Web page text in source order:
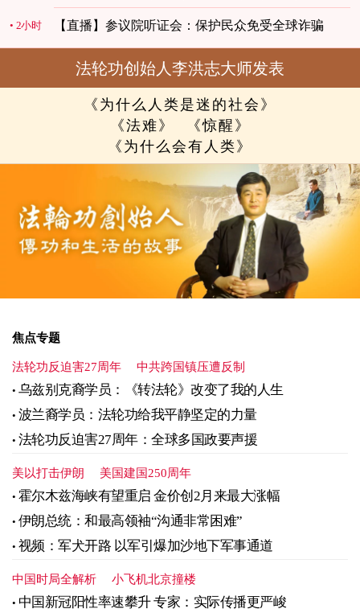
2小时 【直播】参议院听证会：保护民众免受全球诈骗
法轮功创始人李洪志大师发表
《为什么人类是迷的社会》
《法难》
《惊醒》
《为什么会有人类》
焦点专题
法轮功反迫害27周年 中共跨国镇压遭反制
乌兹别克裔学员：《转法轮》改变了我的人生
波兰裔学员：法轮功给我平静坚定的力量
法轮功反迫害27周年：全球多国政要声援
美以打击伊朗 美国建国250周年
霍尔木兹海峡有望重启 金价创2月来最大涨幅
伊朗总统：和最高领袖“沟通非常困难”
视频：军犬开路 以军引爆加沙地下军事通道
中国时局全解析 小飞机北京撞楼
中国新冠阳性率速攀升 专家：实际传播更严峻